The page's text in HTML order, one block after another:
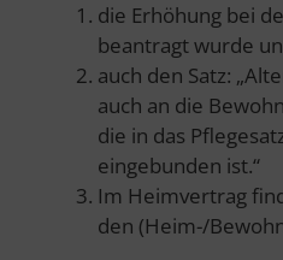
die Erhöhung bei
beantragt wurde
auch den Satz:
auch an die
die in das
eingebunden ist.“
Im Heimvertrag
den (Heim-/